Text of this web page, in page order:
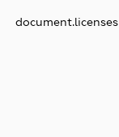
document.licenses